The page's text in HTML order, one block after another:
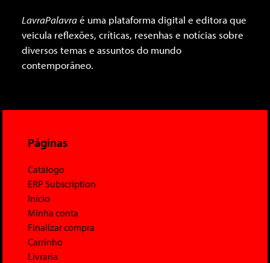
LavraPalavraé uma plataforma digital e editora que
veicula reflexões, críticas, resenhas e notícias sobre
diversos temas e assuntos do mundo
contemporâneo.
Páginas
Catálogo
ERP Subscription
Início
Minha conta
Finalizar compra
Carrinho
Livraria